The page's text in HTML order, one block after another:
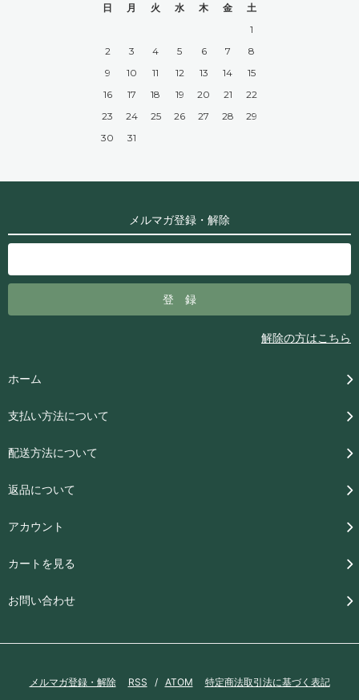
日
月 火 水 木 金
土
1
2
3 4 5 6 7
8
9
10 11 12 13 14
15
16
17 18 19 20 21
22
23
24 25 26 27 28
29
30
31
メルマガ登録・解除
解除の方はこちら
ホーム
支払い方法について
配送方法について
返品について
アカウント
カートを見る
お問い合わせ
メルマガ登録・解除 RSS / ATOM 特定商法取引法に基づく表記